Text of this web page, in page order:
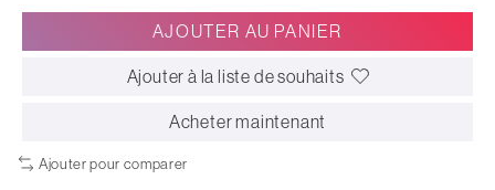
AJOUTER AU PANIER
Ajouter à la liste de souhaits
Acheter maintenant
Ajouter pour comparer